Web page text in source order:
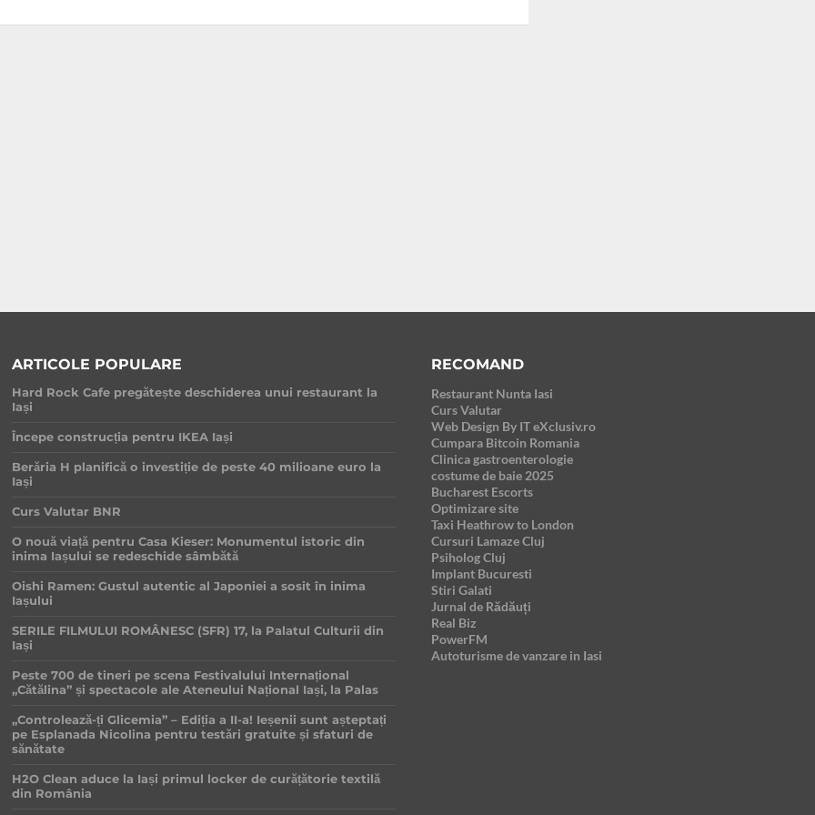
ARTICOLE POPULARE
Hard Rock Cafe pregătește deschiderea unui restaurant la
Iași
Începe construcția pentru IKEA Iași
Berăria H planifică o investiție de peste 40 milioane euro la
Iași
Curs Valutar BNR
O nouă viață pentru Casa Kieser: Monumentul istoric din
inima Iașului se redeschide sâmbătă
Oishi Ramen: Gustul autentic al Japoniei a sosit în inima
Iașului
SERILE FILMULUI ROMÂNESC (SFR) 17, la Palatul Culturii din
Iași
Peste 700 de tineri pe scena Festivalului Internațional
„Cătălina” și spectacole ale Ateneului Național Iași, la Palas
„Controlează-ți Glicemia” – Ediția a II-a! Ieșenii sunt așteptați
pe Esplanada Nicolina pentru testări gratuite și sfaturi de
sănătate
H2O Clean aduce la Iași primul locker de curățătorie textilă
din România
RECOMAND
Restaurant Nunta Iasi
Curs Valutar
Web Design By IT eXclusiv.ro
Cumpara Bitcoin Romania
Clinica gastroenterologie
costume de baie 2025
Bucharest Escorts
Optimizare site
Taxi Heathrow to London
Cursuri Lamaze Cluj
Psiholog Cluj
Implant Bucuresti
Stiri Galati
Jurnal de Rădăuți
Real Biz
PowerFM
Autoturisme de vanzare in Iasi